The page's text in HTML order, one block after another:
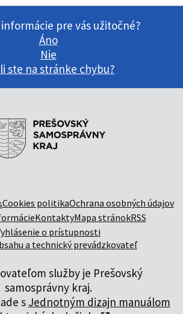
pre vás užitočné?
Áno
Nie
ste na stránke chybu?
Cookies politikaOchrana osobných údajov
KontaktyMapa stránokRSS
o prístupnosti
a technický prevádzkovateľ
služby je Prešovský
samosprávny kraj.
s Jednotným dizajn manuálom